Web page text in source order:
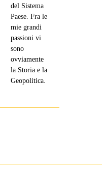
del Sistema
Paese. Fra le
mie grandi
passioni vi
sono
ovviamente
la Storia e la
Geopolitica.